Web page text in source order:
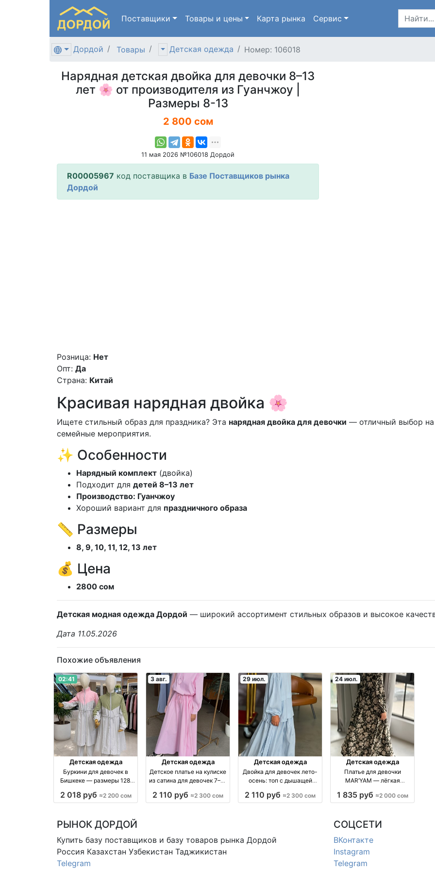
Поставщики Товары и цены Карта рынка Сервис
Дордой Товары Детская одежда Номер: 106018
Нарядная детская двойка для девочки 8–13
лет 🌸 от производителя из Гуанчжоу |
Размеры 8-13
2 800 сом
11 мая 2026 №106018 Дордой
R00005967 код поставщика в Базе Поставщиков рынка
Дордой
Розница: Нет
Опт: Да
Страна: Китай
Красивая нарядная двойка 🌸
Ищете стильный образ для праздника? Эта нарядная двойка для девочки — отличный выбор на
семейные мероприятия.
✨ Особенности
Нарядный комплект (двойка)
Подходит для детей 8–13 лет
Производство: Гуанчжоу
Хороший вариант для праздничного образа
📏 Размеры
8, 9, 10, 11, 12, 13 лет
💰 Цена
2800 сом
Детская модная одежда Дордой — широкий ассортимент стильных образов и высокое
Дата 11.05.2026
Похожие объявления
02:41
Детская одежда
Буркини для девочек в
Бишкеке — размеры 128,
Киргизия
2 018 руб ≈2 200 сом
3 авг.
Детская одежда
Детское платье на кулиске
из сатина для девочек 7–10
2 110 руб ≈2 300 сом
29 июл.
Детская одежда
Двойка для девочек лето-
осень: топ с дышащей
плетением — 134–158, 5
2 110 руб ≈2 300 сом
24 июл.
Детская одежда
Платье для девочки
MAR’YAM — лёгкая
134–158 производство
1 835 руб ≈2 000 сом
РЫНОК ДОРДОЙ
Купить базу поставщиков и базу товаров рынка Дордой
Россия Казахстан Узбекистан Таджикистан
Telegram
СОЦСЕТИ
ВКонтакте
Instagram
Telegram